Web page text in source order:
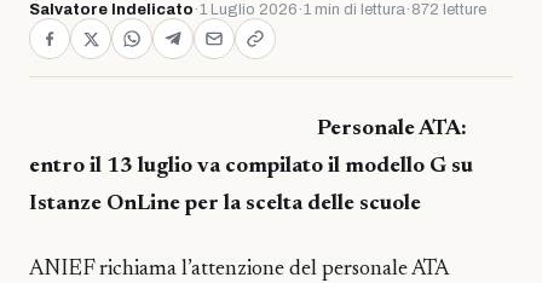
Salvatore Indelicato ·1 Luglio 2026 ·1 min di lettura· 872 letture
Personale ATA:
entro il 13 luglio va compilato il modello G su
Istanze OnLine per la scelta delle scuole
ANIEF richiama l’attenzione del personale ATA